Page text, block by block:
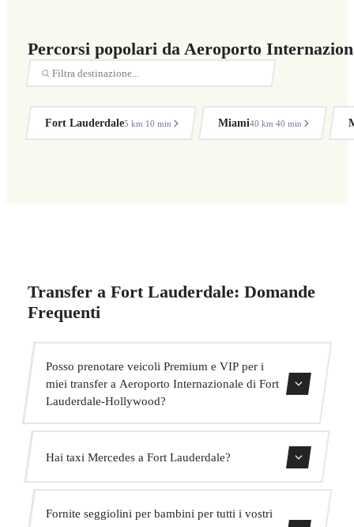
Percorsi popolari da Aeroporto
Fort Lauderdale5 km·10 min Miami40 km·40 min
Transfer a Fort Lauderdale: Domande
Frequenti
Posso prenotare veicoli Premium e VIP per i
miei transfer a Aeroporto Internazionale di Fort
Lauderdale-Hollywood?
Sì, abbiamo veicoli Mercedes-Benz E-Class e S-Class per
il nostro servizio VIP. Puoi selezionarli durante il processo
di prenotazione.
Hai taxi Mercedes a Fort Lauderdale?
Fornite seggiolini per bambini per tutti i vostri